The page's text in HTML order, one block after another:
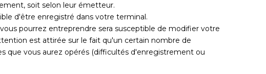
soit selon leur émetteur.
d'être enregistré dans votre terminal.
pourrez entreprendre sera susceptible de modifier votre
est attirée sur le fait qu'un certain nombre de
que vous aurez opérés (difficultés d'enregistrement ou